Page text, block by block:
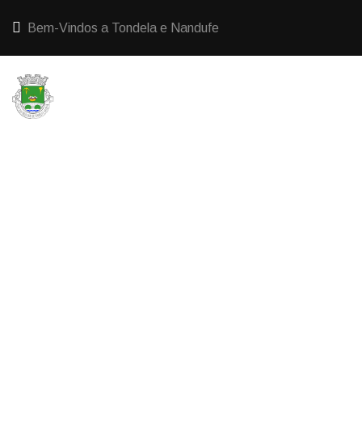
Bem-Vindos a Tondela e Nandufe